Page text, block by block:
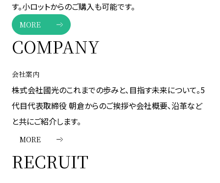
す。小ロットからのご購入も可能です。
MORE
COMPANY
会社案内
株式会社國光のこれまでの歩みと、目指す未来について。5
代目代表取締役 朝倉からのご挨拶や会社概要、沿革など
と共にご紹介します。
MORE
RECRUIT